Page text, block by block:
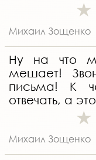
Михаил Зощенко
Ну на что
мешает!
письма! К
отвечать, а
Михаил Зощенко